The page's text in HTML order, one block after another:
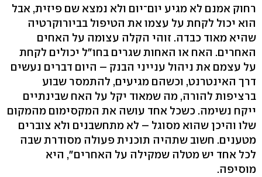
רחוק אמנם לא מגיע יום־יום ולא נמצא שם פיזית, אבל
הוא יכול לקחת על עצמו את הטיפול בביורוקרטיה
שהיא מאוד כבדה. זוהי הקלה עצומה על האחים
האחרים. האח או האחות שגרים בחו"ל יכולים לקחת
על עצמם את ניהול ענייני הבנק – היום דברים נעשים
דרך האינטרנט, וכשהם מגיעים, להתמסר שבוע
ברציפות להורה, מה שמאוד יקל על האח שבינתיים
ייקח נשימה. כשכל אחד עושה את המקסימום מהמקום
שלו והיכן שהוא מסוגל – לא מתחשבנים ולא צוברים
מטענים. חשוב שתהיה תוכנית פעולה מסודרת שבה
לכל אחד יש מטלה שמקילה על האחרים", היא
מוסיפה.